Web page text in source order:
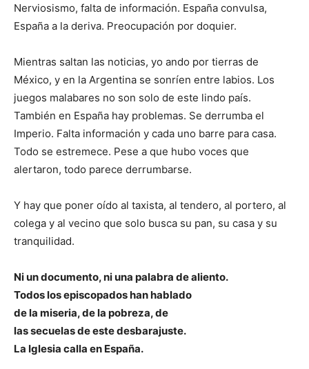
Nerviosismo, falta de información. España convulsa,
España a la deriva. Preocupación por doquier.
Mientras saltan las noticias, yo ando por tierras de
México, y en la Argentina se sonríen entre labios. Los
juegos malabares no son solo de este lindo país.
También en España hay problemas. Se derrumba el
Imperio. Falta información y cada uno barre para casa.
Todo se estremece. Pese a que hubo voces que
alertaron, todo parece derrumbarse.
Y hay que poner oído al taxista, al tendero, al portero, al
colega y al vecino que solo busca su pan, su casa y su
tranquilidad.
Ni un documento, ni una palabra de aliento.
Todos los episcopados han hablado
de la miseria, de la pobreza, de
las secuelas de este desbarajuste.
La Iglesia calla en España.